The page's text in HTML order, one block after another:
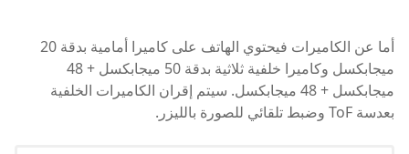
أما عن الكاميرات فيحتوي الهاتف على كاميرا أمامية بدقة 20
ميجابكسل وكاميرا خلفية ثلاثية بدقة 50 ميجابكسل + 48
ميجابكسل + 48 ميجابكسل. سيتم إقران الكاميرات الخلفية
بعدسة ToF وضبط تلقائي للصورة بالليزر.